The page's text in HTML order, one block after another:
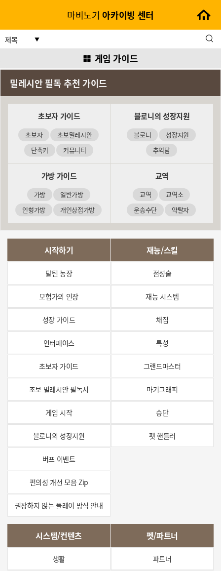
마비노기 아카이빙 센터
제목
게임 가이드
밀레시안 필독 추천 가이드
초보자 가이드
초보자
초보밀레시안
단축키
커뮤니티
블로니의 성장지원
블로니
성장지원
추억담
가방 가이드
가방
일반가방
인형가방
개인상점가방
특수가방
교역
교역
교역소
운송수단
약탈자
현상범추적
시작하기
탈틴 농장
모험가의 인장
성장 가이드
인터페이스
초보자 가이드
초보 밀레시안 필독서
게임 시작
블로니의 성장지원
버프 이벤트
편의성 개선 모음 Zip
권장하지 않는 플레이 방식 안내
재능/스킬
점성술
재능 시스템
채집
특성
그랜드마스터
마기그래피
승단
펫 핸들러
시스템/컨텐츠
생활
펫/파트너
파트너